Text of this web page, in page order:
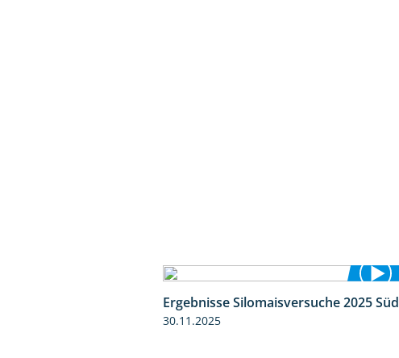
5:36
Ergebnisse Silomaisversuche 2025 Süd
30.11.2025